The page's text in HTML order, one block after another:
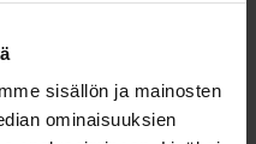
sisällön ja mainosten
ominaisuuksien